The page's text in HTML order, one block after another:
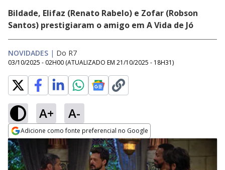
Bildade, Elifaz (Renato Rabelo) e Zofar (Robson
Santos) prestigiaram o amigo em A Vida de Jó
NOVIDADES | Do R7
03/10/2025 - 02H00 (ATUALIZADO EM 21/10/2025 - 18H31)
A+ A-
Adicione como fonte preferencial no Google
Opens in new window